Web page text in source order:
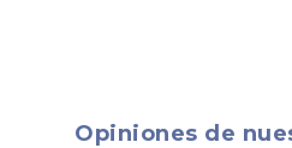
Opiniones de